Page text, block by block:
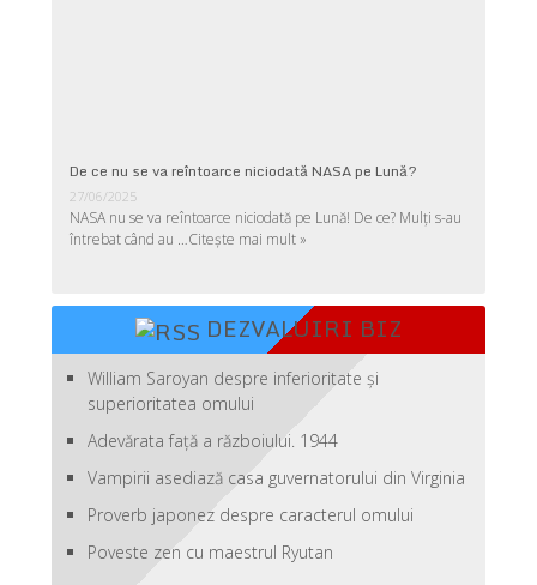
De ce nu se va reîntoarce niciodată NASA pe Lună?
27/06/2025
NASA nu se va reîntoarce niciodată pe Lună! De ce? Mulţi s-au
întrebat când au …Citește mai mult »
DEZVALUIRI BIZ
William Saroyan despre inferioritate şi
superioritatea omului
Adevărata față a războiului. 1944
Vampirii asediază casa guvernatorului din Virginia
Proverb japonez despre caracterul omului
Poveste zen cu maestrul Ryutan